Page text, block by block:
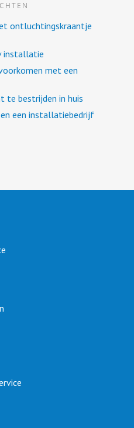
ontluchtingskraantje
installatie
met een
te bestrijden in huis
een installatiebedrijf